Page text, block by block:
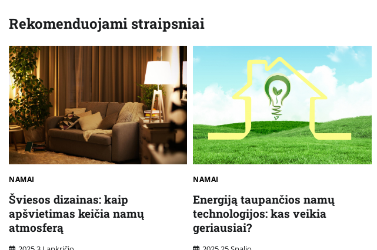
įrašų
Rekomenduojami straipsniai
NAMAI
Šviesos dizainas: kaip
apšvietimas keičia namų
atmosferą
NAMAI
Energiją taupančios namų
technologijos: kas veikia
geriausiai?